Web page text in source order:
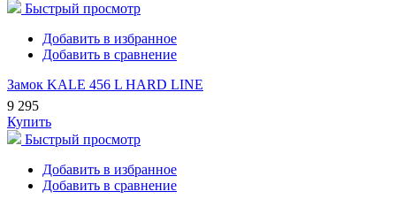
Быстрый просмотр
Добавить в избранное
Добавить в сравнение
Замок KALE 456 L HARD LINE
9 295
Купить
Быстрый просмотр
Добавить в избранное
Добавить в сравнение